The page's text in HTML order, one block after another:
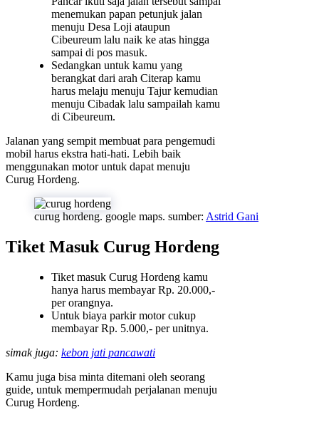
menemukan papan petunjuk jalan
menuju Desa Loji ataupun
Cibeureum lalu naik ke atas hingga
sampai di pos masuk.
Sedangkan untuk kamu yang
berangkat dari arah Citerap kamu
harus melaju menuju Tajur kemudian
menuju Cibadak lalu sampailah kamu
di Cibeureum.
Jalanan yang sempit membuat para pengemudi
mobil harus ekstra hati-hati. Lebih baik
menggunakan motor untuk dapat menuju
Curug Hordeng.
curug hordeng. google maps. sumber: Astrid Gani
Tiket Masuk Curug Hordeng
Tiket masuk Curug Hordeng kamu
hanya harus membayar Rp. 20.000,-
per orangnya.
Untuk biaya parkir motor cukup
membayar Rp. 5.000,- per unitnya.
simak juga: kebon jati pancawati
Kamu juga bisa minta ditemani oleh seorang
guide, untuk mempermudah perjalanan menuju
Curug Hordeng.